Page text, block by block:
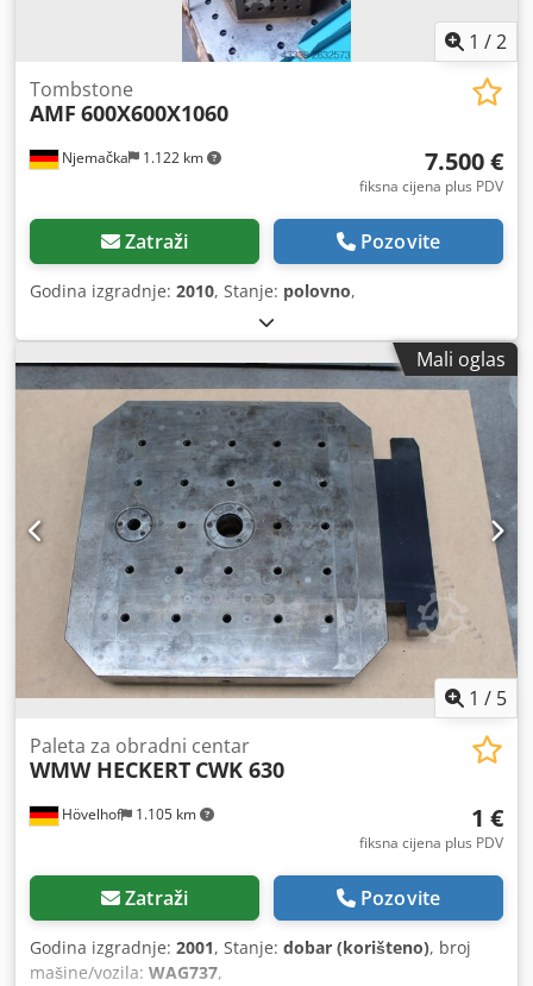
1 /2
Njemačka 1.122 km
Tombstone
AMF 600X600X1060
7.500 €
fiksna cijena plus PDV
Zatraži Pozovite
Godina izgradnje: 2010, Stanje: polovno,
Mali oglas
1 / 5
Hövelhof 1.105 km
Paleta za obradni centar
WMW HECKERT CWK 630
1 €
fiksna cijena plus PDV
Zatraži Pozovite
Godina izgradnje: 2001, Stanje: dobar (korišteno), broj
mašine/vozila: WAG737,